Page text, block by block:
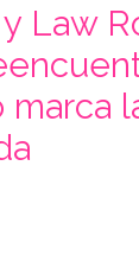
Law
marca